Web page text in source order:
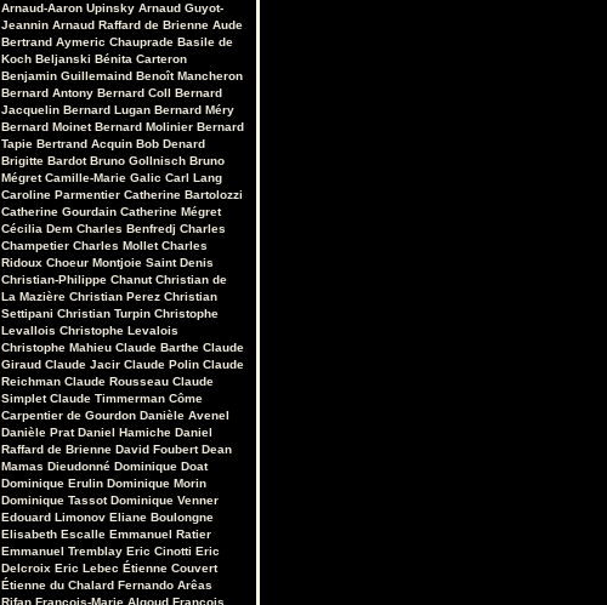
Arnaud-Aaron Upinsky Arnaud Guyot-
Jeannin Arnaud Raffard de Brienne Aude
Bertrand Aymeric Chauprade Basile de
Koch Beljanski Bénita Carteron
Benjamin Guillemaind Benoît Mancheron
Bernard Antony Bernard Coll Bernard
Jacquelin Bernard Lugan Bernard Méry
Bernard Moinet Bernard Molinier Bernard
Tapie Bertrand Acquin Bob Denard
Brigitte Bardot Bruno Gollnisch Bruno
Mégret Camille-Marie Galic Carl Lang
Caroline Parmentier Catherine Bartolozzi
Catherine Gourdain Catherine Mégret
Cécilia Dem Charles Benfredj Charles
Champetier Charles Mollet Charles
Ridoux Choeur Montjoie Saint Denis
Christian-Philippe Chanut Christian de
La Mazière Christian Perez Christian
Settipani Christian Turpin Christophe
Levallois Christophe Levalois
Christophe Mahieu Claude Barthe Claude
Giraud Claude Jacir Claude Polin Claude
Reichman Claude Rousseau Claude
Simplet Claude Timmerman Côme
Carpentier de Gourdon Danièle Avenel
Danièle Prat Daniel Hamiche Daniel
Raffard de Brienne David Foubert Dean
Mamas Dieudonné Dominique Doat
Dominique Erulin Dominique Morin
Dominique Tassot Dominique Venner
Edouard Limonov Eliane Boulongne
Elisabeth Escalle Emmanuel Ratier
Emmanuel Tremblay Eric Cinotti Eric
Delcroix Eric Lebec Étienne Couvert
Étienne du Chalard Fernando Arêas